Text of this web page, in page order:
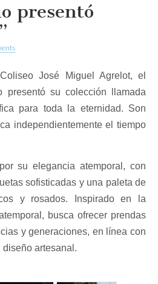
presentó
José Miguel Agrelot, el
presentó su colección llamada
para toda la eternidad. Son
independientemente el tiempo
su elegancia atemporal, con
sofisticadas y una paleta de
y rosados. Inspirado en la
busca ofrecer prendas
y generaciones, en línea con
artesanal.